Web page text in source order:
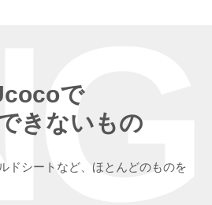
で
きないもの
ドシートなど、ほとんどのものを